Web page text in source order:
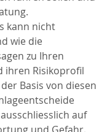
kann nicht
wie die
zu Ihren
ihren Risikoprofil
Basis von diesen
auf